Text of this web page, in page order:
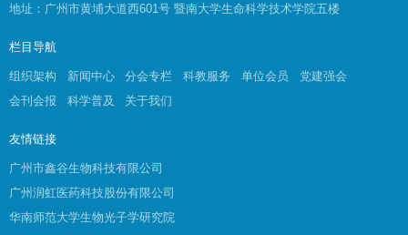
地址：广州市黄埔大道西601号 暨南大学生命科学技术学院五楼
栏目导航
组织架构 新闻中心 分会专栏 科教服务 单位会员
党建强会
会刊会报
科学普及 关于我们
友情链接
广州市鑫谷生物科技有限公司
广州润虹医药科技股份有限公司
华南师范大学生物光子学研究院